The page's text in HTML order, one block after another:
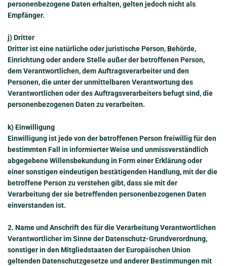
personenbezogene Daten erhalten, gelten jedoch nicht als
Empfänger.
j) Dritter
Dritter ist eine natürliche oder juristische Person, Behörde,
Einrichtung oder andere Stelle außer der betroffenen Person,
dem Verantwortlichen, dem Auftragsverarbeiter und den
Personen, die unter der unmittelbaren Verantwortung des
Verantwortlichen oder des Auftragsverarbeiters befugt sind, die
personenbezogenen Daten zu verarbeiten.
k) Einwilligung
Einwilligung ist jede von der betroffenen Person freiwillig für den
bestimmten Fall in informierter Weise und unmissverständlich
abgegebene Willensbekundung in Form einer Erklärung oder
einer sonstigen eindeutigen bestätigenden Handlung, mit der die
betroffene Person zu verstehen gibt, dass sie mit der
Verarbeitung der sie betreffenden personenbezogenen Daten
einverstanden ist.
2. Name und Anschrift des für die Verarbeitung Verantwortlichen
Verantwortlicher im Sinne der Datenschutz-Grundverordnung,
sonstiger in den Mitgliedstaaten der Europäischen Union
geltenden Datenschutzgesetze und anderer Bestimmungen mit